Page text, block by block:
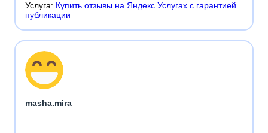
Услуга: Купить отзывы на Яндекс Услугах с гарантией
публикации
masha.mira